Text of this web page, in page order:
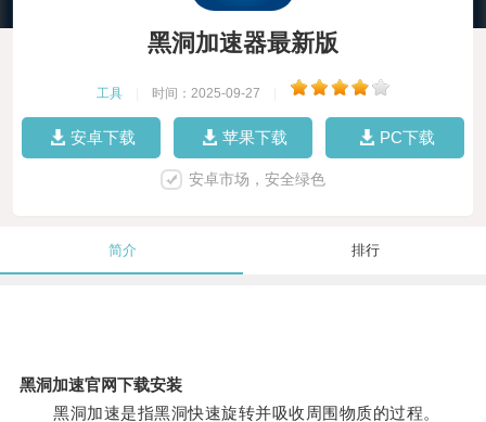
黑洞加速器最新版
工具 时间：2025-09-27
安卓下载 苹果下载 PC下载
安卓市场，安全绿色
简介 排行
黑洞加速官网下载安装
黑洞加速是指黑洞快速旋转并吸收周围物质的过程。